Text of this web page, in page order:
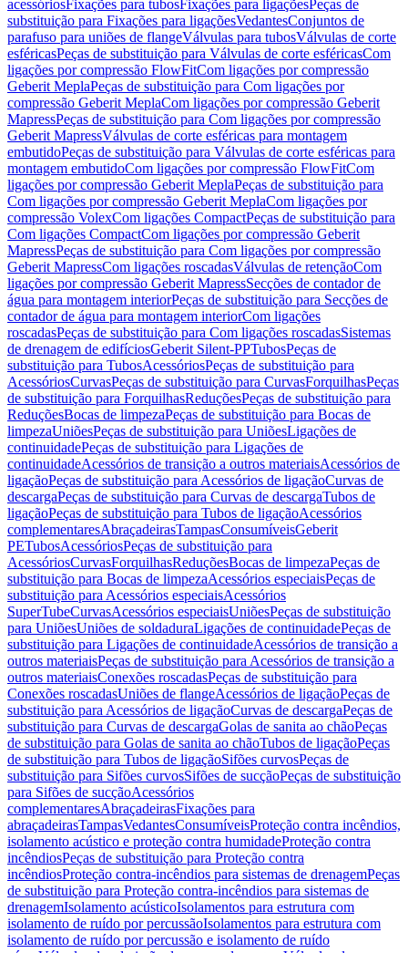
acessóriosFixações para tubosFixações para ligaçõesPeças de
substituição para Fixações para ligaçõesVedantesConjuntos de
parafuso para uniões de flangeVálvulas para tubosVálvulas de corte
esféricasPeças de substituição para Válvulas de corte esféricasCom
ligações por compressão FlowFitCom ligações por compressão
Geberit MeplaPeças de substituição para Com ligações por
compressão Geberit MeplaCom ligações por compressão Geberit
MapressPeças de substituição para Com ligações por compressão
Geberit MapressVálvulas de corte esféricas para montagem
embutidoPeças de substituição para Válvulas de corte esféricas para
montagem embutidoCom ligações por compressão FlowFitCom
ligações por compressão Geberit MeplaPeças de substituição para
Com ligações por compressão Geberit MeplaCom ligações por
compressão VolexCom ligações CompactPeças de substituição para
Com ligações CompactCom ligações por compressão Geberit
MapressPeças de substituição para Com ligações por compressão
Geberit MapressCom ligações roscadasVálvulas de retençãoCom
ligações por compressão Geberit MapressSecções de contador de
água para montagem interiorPeças de substituição para Secções de
contador de água para montagem interiorCom ligações
roscadasPeças de substituição para Com ligações roscadasSistemas
de drenagem de edifíciosGeberit Silent-PPTubosPeças de
substituição para TubosAcessóriosPeças de substituição para
AcessóriosCurvasPeças de substituição para CurvasForquilhasPeças
de substituição para ForquilhasReduçõesPeças de substituição para
ReduçõesBocas de limpezaPeças de substituição para Bocas de
limpezaUniõesPeças de substituição para UniõesLigações de
continuidadePeças de substituição para Ligações de
continuidadeAcessórios de transição a outros materiaisAcessórios de
ligaçãoPeças de substituição para Acessórios de ligaçãoCurvas de
descargaPeças de substituição para Curvas de descargaTubos de
ligaçãoPeças de substituição para Tubos de ligaçãoAcessórios
complementaresAbraçadeirasTampasConsumíveisGeberit
PETubosAcessóriosPeças de substituição para
AcessóriosCurvasForquilhasReduçõesBocas de limpezaPeças de
substituição para Bocas de limpezaAcessórios especiaisPeças de
substituição para Acessórios especiaisAcessórios
SuperTubeCurvasAcessórios especiaisUniõesPeças de substituição
para UniõesUniões de soldaduraLigações de continuidadePeças de
substituição para Ligações de continuidadeAcessórios de transição a
outros materiaisPeças de substituição para Acessórios de transição a
outros materiaisConexões roscadasPeças de substituição para
Conexões roscadasUniões de flangeAcessórios de ligaçãoPeças de
substituição para Acessórios de ligaçãoCurvas de descargaPeças de
substituição para Curvas de descargaGolas de sanita ao chãoPeças
de substituição para Golas de sanita ao chãoTubos de ligaçãoPeças
de substituição para Tubos de ligaçãoSifões curvosPeças de
substituição para Sifões curvosSifões de sucçãoPeças de substituição
para Sifões de sucçãoAcessórios
complementaresAbraçadeirasFixações para
abraçadeirasTampasVedantesConsumíveisProteção contra incêndios,
isolamento acústico e proteção contra humidadeProteção contra
incêndiosPeças de substituição para Proteção contra
incêndiosProteção contra-incêndios para sistemas de drenagemPeças
de substituição para Proteção contra-incêndios para sistemas de
drenagemIsolamento acústicoIsolamentos para estrutura com
isolamento de ruído por percussãoIsolamentos para estrutura com
isolamento de ruído por percussão e isolamento de ruído